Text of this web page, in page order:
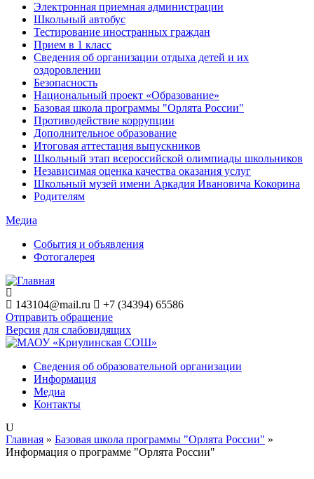
Электронная приемная администрации
Школьный автобус
Тестирование иностранных граждан
Прием в 1 класс
Сведения об организации отдыха детей и их
оздоровлении
Безопасность
Национальный проект «Образование»
Базовая школа программы "Орлята России"
Противодействие коррупции
Дополнительное образование
Итоговая аттестация выпускников
Школьный этап всероссийской олимпиады школьников
Независимая оценка качества оказания услуг
Школьный музей имени Аркадия Ивановича Кокорина
Родителям
Медиа
События и объявления
Фотогалерея
143104@mail.ru
+7 (34394) 65586
Отправить обращение
Версия для слабовидящих
Сведения об образовательной организации
Информация
Медиа
Контакты
Главная » Базовая школа программы "Орлята России" »
Информация о программе "Орлята России"